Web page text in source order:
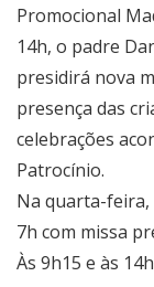
Promocional
14h, o padre
presidirá nova
presença das
celebrações
Patrocínio.
Na quarta-feira,
7h com missa
Às 9h15 e às